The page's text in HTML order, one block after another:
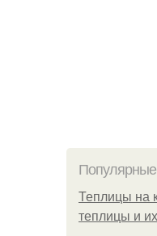
Теплицы на
теплицы и